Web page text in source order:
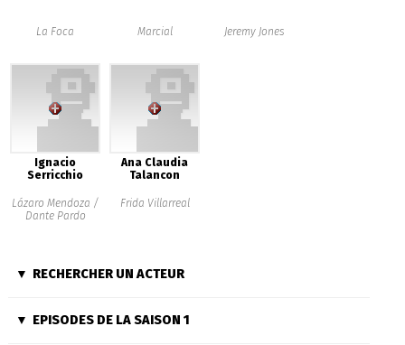
La Foca Marcial Jeremy Jones
Ignacio
Serricchio
Lázaro Mendoza /
Dante Pardo
Ana Claudia
Talancon
Frida Villarreal
RECHERCHER UN ACTEUR
EPISODES DE LA SAISON 1